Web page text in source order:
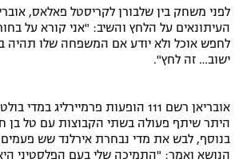
תנאי שימוש
מדיניות פרטיות
תקנון פעילות ספורט 1
רשיון להקרנה פומבית לבית עסק
אומנויות לחימה
לפני משחק בין שלבורן לקריסטל פאלאס,
העיתונאים על הלחץ והשיב: "אני קורא על
לחפש אוכל ולא יודע אם המשפחה שלו תהיה
ישוב… זה לחץ".
אובריאן רשם 111 הופעות פרמיירליג
היתר שיתף פעולה בשתי הקבוצות עם טל בן
בנוסף, לבש את מדי נבחרת אירלנד שש
הנושא ואמר: "התמיכה שלי בעם הפלסטיני